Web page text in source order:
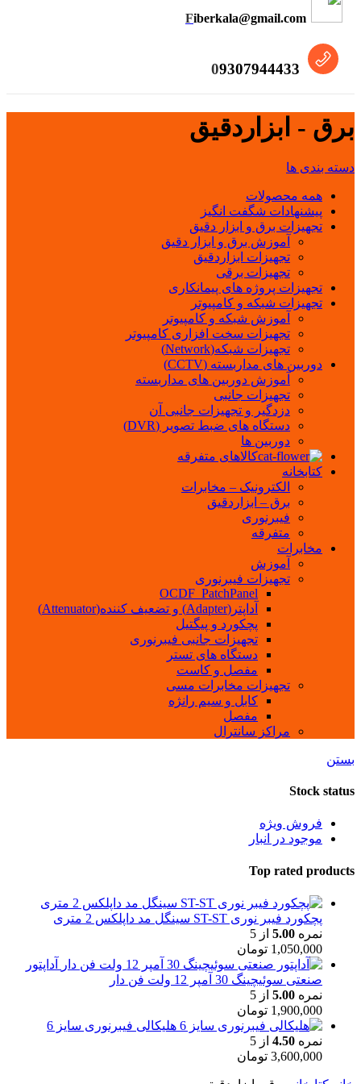
Fiberkala@gmail.com
09307944433
برق - ابزاردقیق
دسته بندی ها
همه محصولات
پیشنهادات شگفت انگیز
تجهیزات برق و ابزار دقیق
آموزش برق و ابزار دقیق
تجهیزات ابزاردقیق
تجهیزات برقی
تجهیزات پروژه های پیمانکاری
تجهیزات شبکه و کامپیوتر
آموزش شبکه و کامپیوتر
تجهیزات سخت افزاری کامپیوتر
تجهیزات شبکه(Network)
دوربین های مداربسته (CCTV)
آموزش دوربین های مداربسته
تجهیزات جانبی
دزدگیر و تجهیزات جانبی آن
دستگاه های ضبط تصویر (DVR)
دوربین ها
کالاهای متفرقه
کتابخانه
الکترونیک – مخابرات
برق – ابزاردقیق
فیبرنوری
متفرقه
مخابرات
آموزش
تجهیزات فیبرنوری
OCDF_PatchPanel
آداپتر(Adapter) و تضعیف کننده(Attenuator)
پچکورد و پیگتیل
تجهیزات جانبی فیبرنوری
دستگاه های تستر
مفصل و کاست
تجهیزات مخابرات مسی
کابل و سیم رانژه
مفصل
مراکز سانترال
بستن
Stock status
فروش ویژه
موجود در انبار
Top rated products
پچکورد فیبر نوری ST-ST سینگل مد داپلکس 2 متری
نمره 5.00 از 5
1,050,000 تومان
آداپتور
صنعتی سوئیچینگ 30 آمپر 12 ولت فن دار
نمره 5.00 از 5
1,900,000 تومان
هلیکالی فیبرنوری سایز 6
نمره 4.50 از 5
3,600,000 تومان